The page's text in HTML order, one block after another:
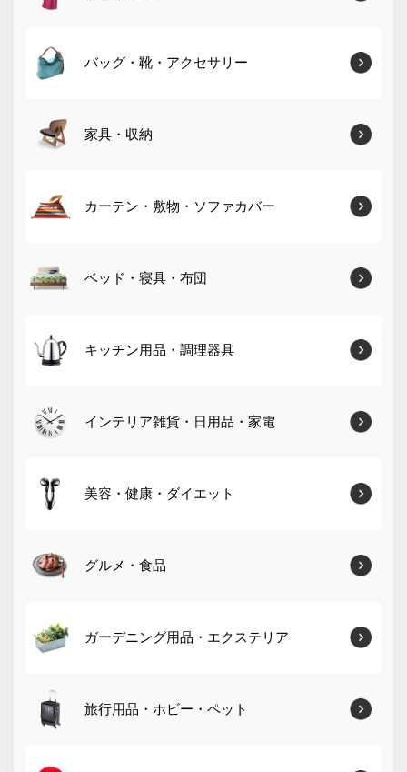
バッグ・靴・アクセサリー
家具・収納
カーテン・敷物・ソファカバー
ベッド・寝具・布団
キッチン用品・調理器具
インテリア雑貨・日用品・家電
美容・健康・ダイエット
グルメ・食品
ガーデニング用品・エクステリア
旅行用品・ホビー・ペット